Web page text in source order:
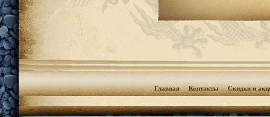
Главная Контакты Скидки и